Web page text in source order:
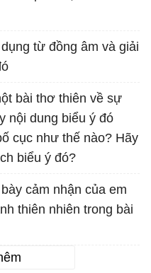
từ đồng âm và giải
bài thơ thiên về sự
nội dung biểu ý đó
cục như thế nào? Hãy
biểu ý đó?
cảm nhận của em
thiên nhiên trong bài